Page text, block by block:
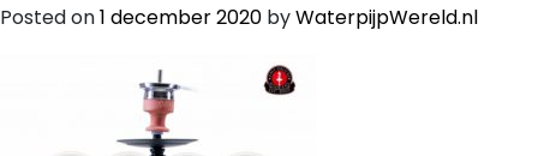
Posted on1 december 2020 byWaterpijpWereld.nl